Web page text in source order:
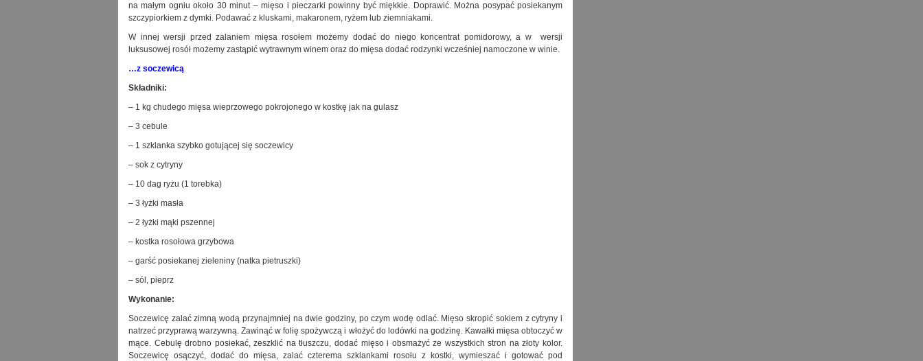
na małym ogniu około 30 minut – mięso i pieczarki powinny być miękkie. Doprawić. Można posypać posiekanym
szczypiorkiem z dymki. Podawać z kluskami, makaronem, ryżem lub ziemniakami.
W innej wersji przed zalaniem mięsa rosołem możemy dodać do niego koncentrat pomidorowy, a w wersji
luksusowej rosół możemy zastąpić wytrawnym winem oraz do mięsa dodać rodzynki wcześniej namoczone w winie.
…z soczewicą
Składniki:
– 1 kg chudego mięsa wieprzowego pokrojonego w kostkę jak na gulasz
– 3 cebule
– 1 szklanka szybko gotującej się soczewicy
– sok z cytryny
– 10 dag ryżu (1 torebka)
– 3 łyżki masła
– 2 łyżki mąki pszennej
– kostka rosołowa grzybowa
– garść posiekanej zieleniny (natka pietruszki)
– sól, pieprz
Wykonanie:
Soczewicę zalać zimną wodą przynajmniej na dwie godziny, po czym wodę odlać. Mięso skropić sokiem z cytryny i
natrzeć przyprawą warzywną. Zawinąć w folię spożywczą i włożyć do lodówki na godzinę. Kawałki mięsa obtoczyć w
mące. Cebulę drobno posiekać, zeszklić na tłuszczu, dodać mięso i obsmażyć ze wszystkich stron na złoty kolor.
Soczewicę osączyć, dodać do mięsa, zalać czterema szklankami rosołu z kostki, wymieszać i gotować pod